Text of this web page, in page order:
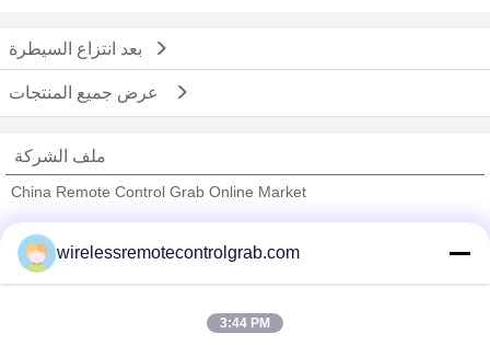
بعد انتزاع السيطرة
ملف الشركة
China Remote Control Grab Online Market
Trust Seal
Verified Suplier
wirelessremotecontrolgrab.com
3:44 PM